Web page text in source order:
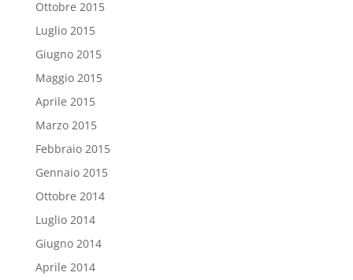
Ottobre 2015
Luglio 2015
Giugno 2015
Maggio 2015
Aprile 2015
Marzo 2015
Febbraio 2015
Gennaio 2015
Ottobre 2014
Luglio 2014
Giugno 2014
Aprile 2014